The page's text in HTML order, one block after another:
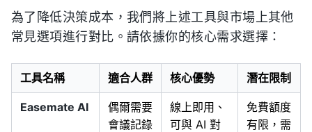
為了降低決策成本，我們將上述工具與市場上其他
常見選項進行對比。請依據你的核心需求選擇：
工具名稱 適合人群 核心優勢 潛在限制
Easemate AI
偶爾需要
會議記錄
線上即用、
可與 AI 對
免費額度
有限，需